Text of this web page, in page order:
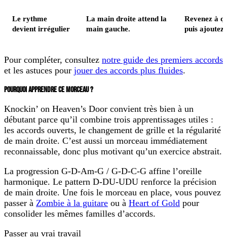
Le rythme
devient irrégulier
La main droite attend la
main gauche.
Revenez à
puis ajoutez
Pour compléter, consultez notre guide des premiers accords
et les astuces pour jouer des accords plus fluides.
POURQUOI APPRENDRE CE MORCEAU ?
Knockin’ on Heaven’s Door convient très bien à un
débutant parce qu’il combine trois apprentissages utiles :
les accords ouverts, le changement de grille et la régularité
de main droite. C’est aussi un morceau immédiatement
reconnaissable, donc plus motivant qu’un exercice abstrait.
La progression G-D-Am-G / G-D-C-G affine l’oreille
harmonique. Le pattern D-DU-UDU renforce la précision
de main droite. Une fois le morceau en place, vous pouvez
passer à Zombie à la guitare ou à Heart of Gold pour
consolider les mêmes familles d’accords.
Passer au vrai travail